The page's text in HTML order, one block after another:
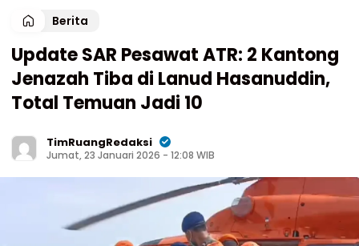
Berita
Update SAR Pesawat ATR: 2 Kantong
Jenazah Tiba di Lanud Hasanuddin,
Total Temuan Jadi 10
TimRuangRedaksi
Jumat, 23 Januari 2026 - 12:08 WIB